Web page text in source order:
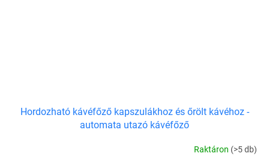
Hordozható kávéfőző kapszulákhoz és őrölt kávéhoz -
automata utazó kávéfőző
Raktáron (>5 db)